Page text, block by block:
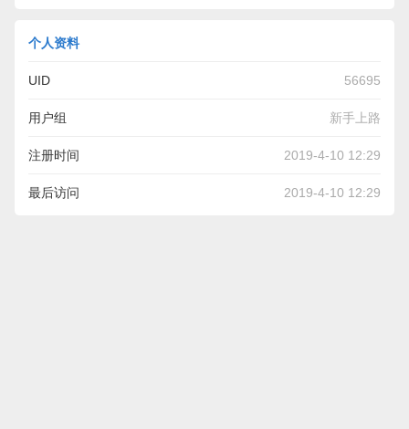
个人资料
UID 56695
用户组 新手上路
注册时间 2019-4-10 12:29
最后访问 2019-4-10 12:29